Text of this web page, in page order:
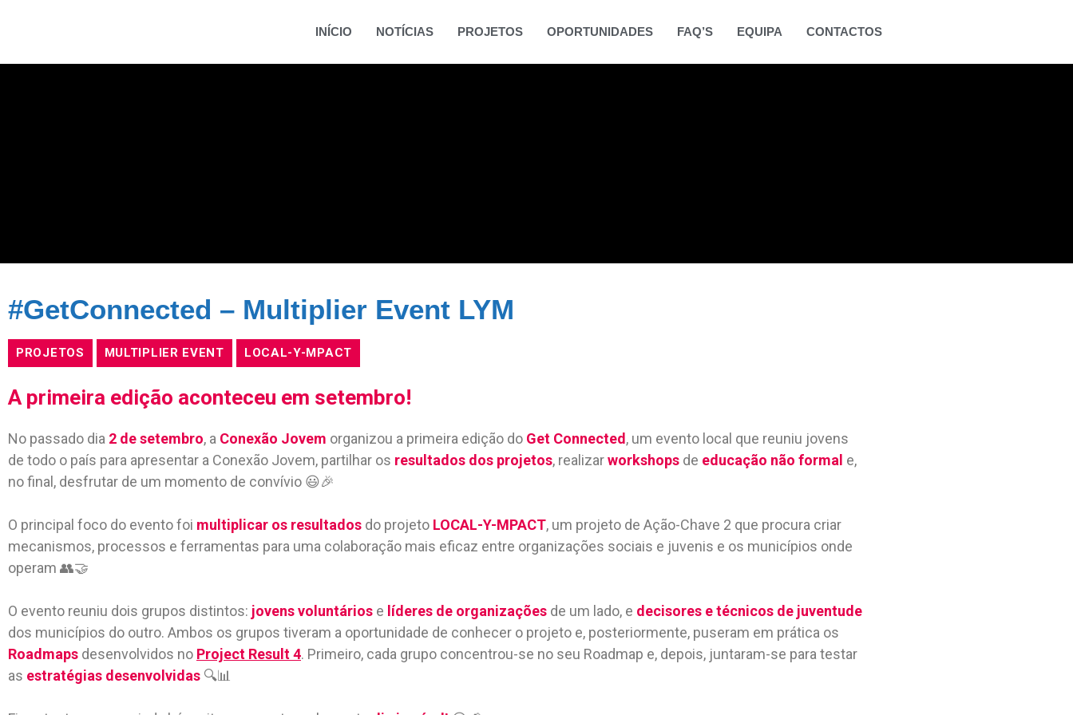
INÍCIO NOTÍCIAS PROJETOS OPORTUNIDADES FAQ’S EQUIPA CONTACTOS
#GetConnected – Multiplier Event LYM
PROJETOS MULTIPLIER EVENT LOCAL-Y-MPACT
A primeira edição aconteceu em setembro!
No passado dia 2 de setembro, a Conexão Jovem organizou a primeira edição do Get Connected, um evento local que reuniu jovens
de todo o país para apresentar a Conexão Jovem, partilhar os resultados dos projetos, realizarworkshops de educação não formal e,
no final, desfrutar de um momento de convívio 😃🎉
O principal foco do evento foi multiplicar os resultados do projeto LOCAL-Y-MPACT, um projeto de Ação-Chave 2 que procura criar
mecanismos, processos e ferramentas para uma colaboração mais eficaz entre organizações sociais e juvenis e os municípios onde
operam 👥🤝
O evento reuniu dois grupos distintos: jovens voluntários e líderes de organizações de um lado, e decisores e técnicos de juventude
dos municípios do outro. Ambos os grupos tiveram a oportunidade de conhecer o projeto e, posteriormente, puseram em prática os
Roadmaps desenvolvidos no Project Result 4. Primeiro, cada grupo concentrou-se no seu Roadmap e, depois, juntaram-se para testar
as estratégias desenvolvidas 🔍📊